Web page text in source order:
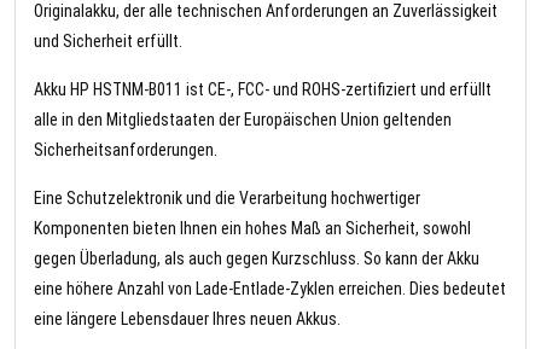
Originalakku, der alle technischen Anforderungen an Zuverlässigkeit
und Sicherheit erfüllt.
Akku HP HSTNM-B011 ist CE-, FCC- und ROHS-zertifiziert und erfüllt
alle in den Mitgliedstaaten der Europäischen Union geltenden
Sicherheitsanforderungen.
Eine Schutzelektronik und die Verarbeitung hochwertiger
Komponenten bieten Ihnen ein hohes Maß an Sicherheit, sowohl
gegen Überladung, als auch gegen Kurzschluss. So kann der Akku
eine höhere Anzahl von Lade-Entlade-Zyklen erreichen. Dies bedeutet
eine längere Lebensdauer Ihres neuen Akkus.